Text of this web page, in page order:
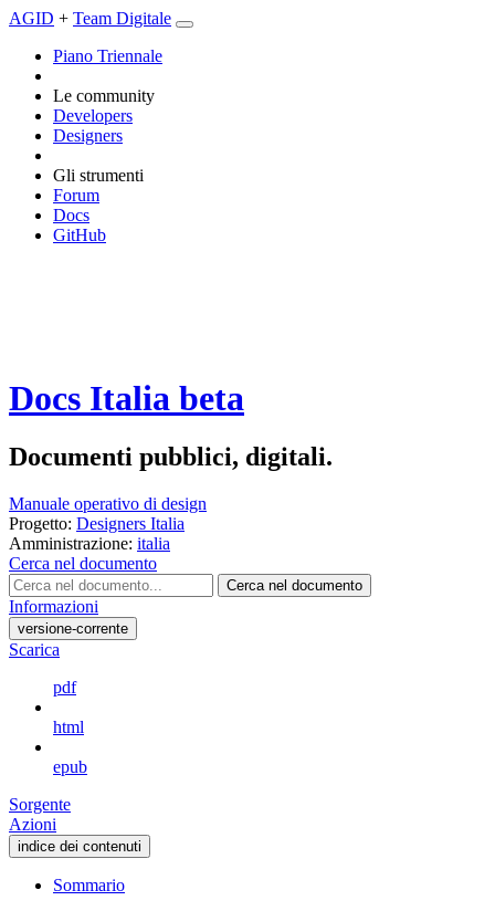
AGID + Team Digitale
Piano Triennale
Le community
Developers
Designers
Gli strumenti
Forum
Docs
GitHub
Docs Italia beta
Documenti pubblici, digitali.
Manuale operativo di design
Progetto: Designers Italia
Amministrazione: italia
Cerca nel documento
Cerca nel documento
Informazioni
versione-corrente
Scarica
pdf
html
epub
Sorgente
Azioni
indice dei contenuti
Sommario